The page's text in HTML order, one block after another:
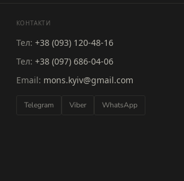
КОНТАКТИ
Тел: +38 (093) 120-48-16
Тел: +38 (097) 686-04-06
Email: mons.kyiv@gmail.com
Telegram Viber WhatsApp